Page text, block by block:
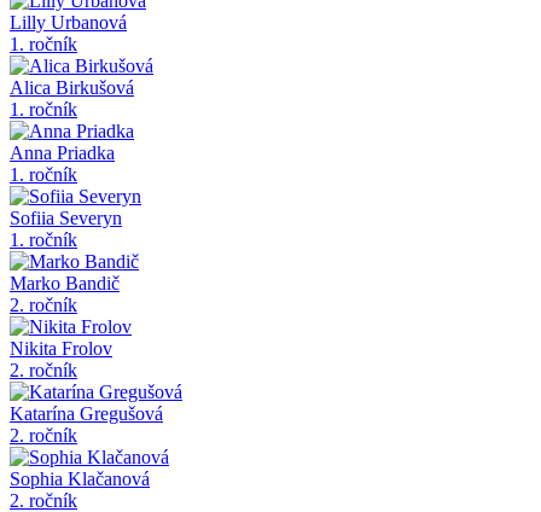
Lilly Urbanová
1. ročník
Alica Birkušová
1. ročník
Anna Priadka
1. ročník
Sofiia Severyn
1. ročník
Marko Bandič
2. ročník
Nikita Frolov
2. ročník
Katarína Gregušová
2. ročník
Sophia Klačanová
2. ročník